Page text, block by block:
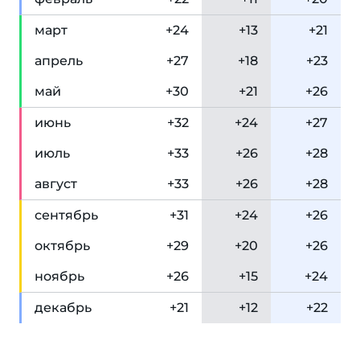
март +24 +13
+21
апрель +27 +18
+23
май
+30 +21 +26
июнь +32 +24
+27
июль +33 +26
+28
август +33 +26 +28
сентябрь +31 +24
+26
октябрь +29 +20
+26
ноябрь +26 +15 +24
декабрь +21 +12 +22